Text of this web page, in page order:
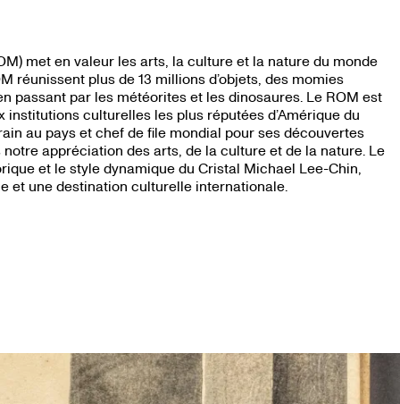
met en valeur les arts, la culture et la nature du monde
réunissent plus de 13 millions d’objets, des momies
passant par les météorites et les dinosaures. Le ROM est
institutions culturelles les plus réputées d’Amérique du
au pays et chef de file mondial pour ses découvertes
appréciation des arts, de la culture et de la nature. Le
et le style dynamique du Cristal Michael Lee-Chin,
et une destination culturelle internationale.